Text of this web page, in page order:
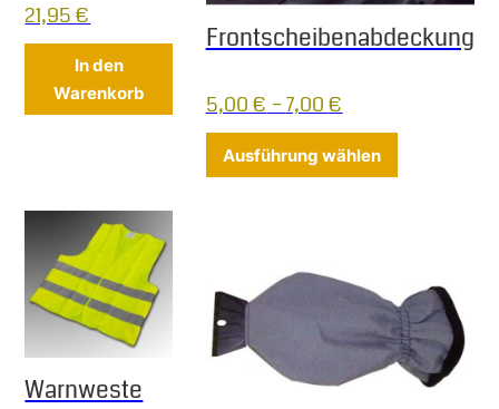
21,95€
In den
Warenkorb
Frontscheibenabdeckung
5,00€–7,00€
Ausführung wählen
Warnweste